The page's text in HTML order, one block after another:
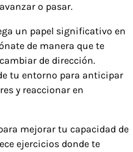
o pasar.
un papel significativo en
de manera que te
de dirección.
tu entorno para anticipar
y reaccionar en
mejorar tu capacidad de
ejercicios donde te